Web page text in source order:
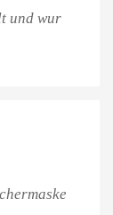
und wur